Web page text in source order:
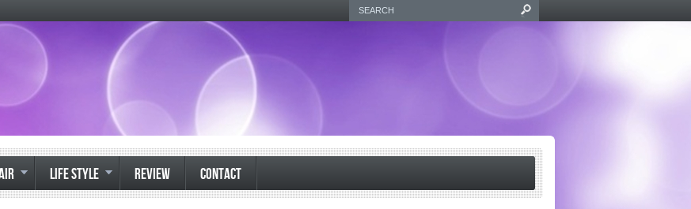
LIFE STYLE REVIEW CONTACT